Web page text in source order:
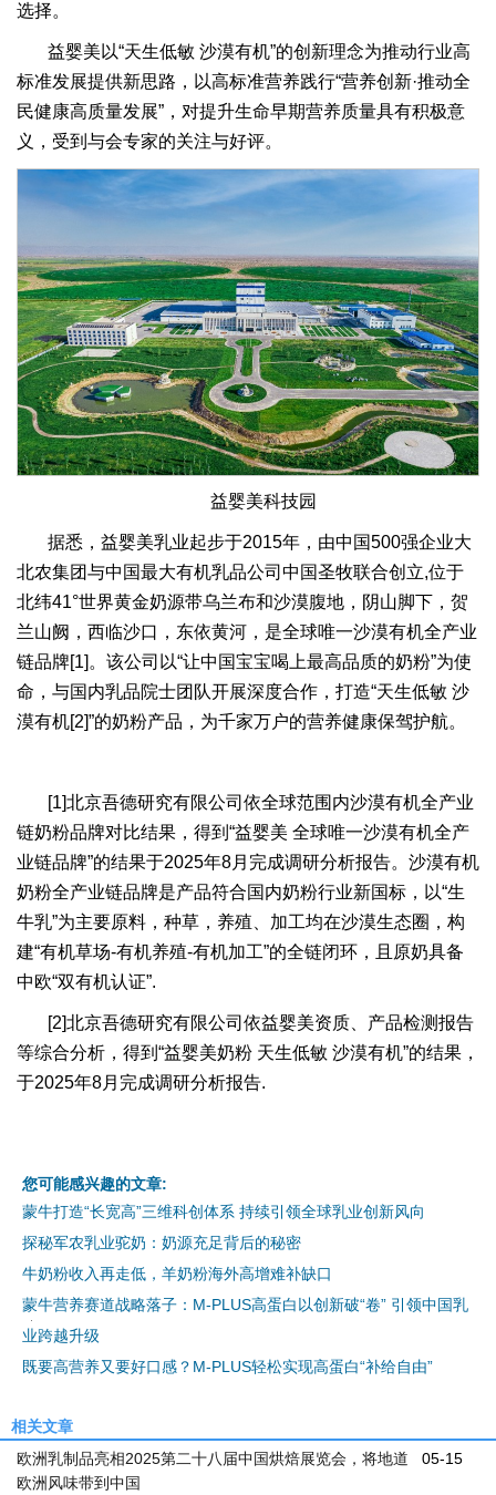
选择。
益婴美以“天生低敏 沙漠有机”的创新理念为推动行业高
标准发展提供新思路，以高标准营养践行“营养创新·推动全
民健康高质量发展”，对提升生命早期营养质量具有积极意
义，受到与会专家的关注与好评。
益婴美科技园
据悉，益婴美乳业起步于2015年，由中国500强企业大
北农集团与中国最大有机乳品公司中国圣牧联合创立,位于
北纬41°世界黄金奶源带乌兰布和沙漠腹地，阴山脚下，贺
兰山阙，西临沙口，东依黄河，是全球唯一沙漠有机全产业
链品牌[1]。该公司以“让中国宝宝喝上最高品质的奶粉”为使
命，与国内乳品院士团队开展深度合作，打造“天生低敏 沙
漠有机[2]”的奶粉产品，为千家万户的营养健康保驾护航。
[1]北京吾德研究有限公司依全球范围内沙漠有机全产业
链奶粉品牌对比结果，得到“益婴美 全球唯一沙漠有机全产
业链品牌”的结果于2025年8月完成调研分析报告。沙漠有机
奶粉全产业链品牌是产品符合国内奶粉行业新国标，以“生
牛乳”为主要原料，种草，养殖、加工均在沙漠生态圈，构
建“有机草场-有机养殖-有机加工”的全链闭环，且原奶具备
中欧“双有机认证”.
[2]北京吾德研究有限公司依益婴美资质、产品检测报告
等综合分析，得到“益婴美奶粉 天生低敏 沙漠有机”的结果，
于2025年8月完成调研分析报告.
您可能感兴趣的文章:
蒙牛打造“长宽高”三维科创体系 持续引领全球乳业创新风向
探秘军农乳业驼奶：奶源充足背后的秘密
牛奶粉收入再走低，羊奶粉海外高增难补缺口
蒙牛营养赛道战略落子：M-PLUS高蛋白以创新破“卷” 引领中国乳
业跨越升级
既要高营养又要好口感？M-PLUS轻松实现高蛋白“补给自由”
相关文章
05-15
欧洲乳制品亮相2025第二十八届中国烘焙展览会，将地道
欧洲风味带到中国